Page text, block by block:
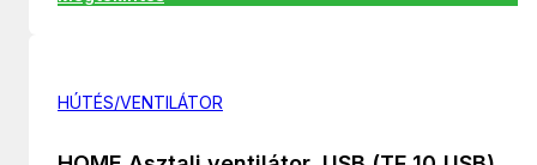
HÚTÉS/VENTILÁTOR